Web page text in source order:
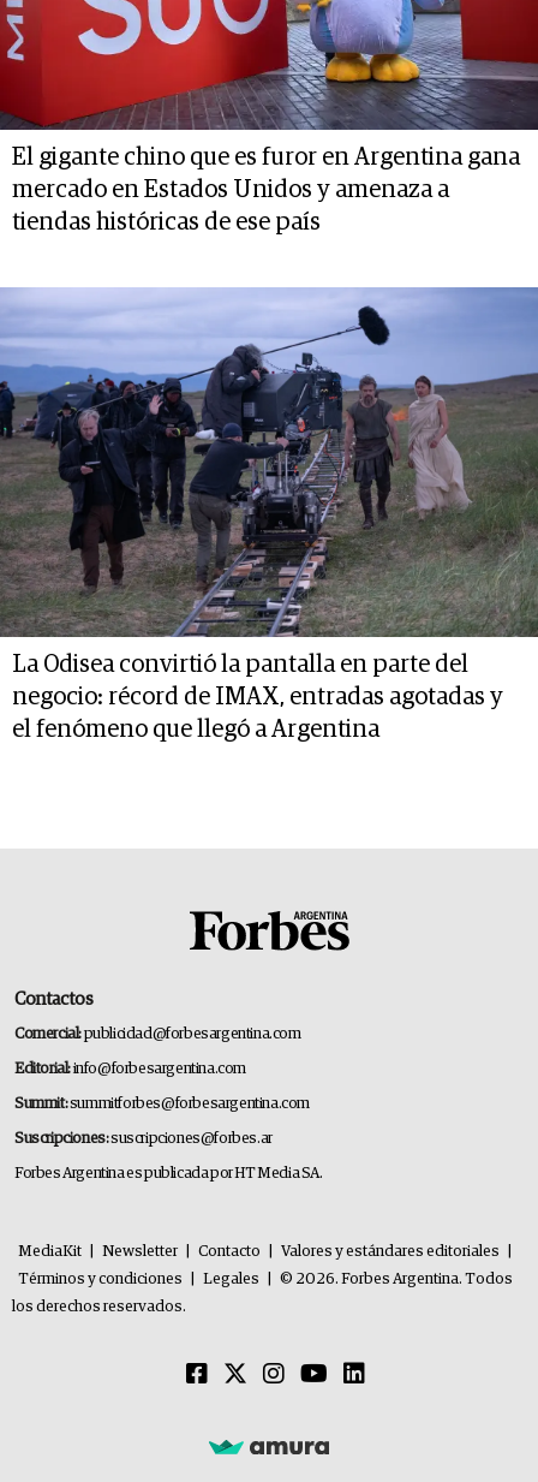
El gigante chino que es furor en Argentina gana
mercado en Estados Unidos y amenaza a
tiendas históricas de ese país
La Odisea convirtió la pantalla en parte del
negocio: récord de IMAX, entradas agotadas y
el fenómeno que llegó a Argentina
Contactos
Comercial:publicidad@forbesargentina.com
Editorial:info@forbesargentina.com
Summit:summitforbes@forbesargentina.com
Suscripciones:suscripciones@forbes.ar
Forbes Argentina es publicada por HT Media SA.
MediaKit Newsletter Contacto Valores y estándares editoriales
Términos y condiciones
Legales
© 2026. Forbes Argentina. Todos
los derechos reservados.